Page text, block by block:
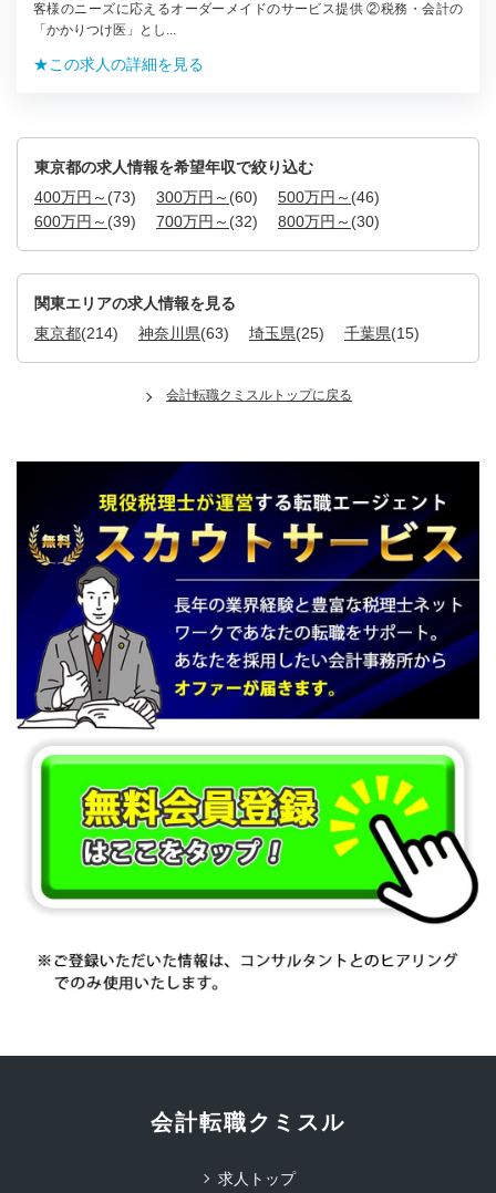
客様のニーズに応えるオーダーメイドのサービス提供 ②税務・会計の
「かかりつけ医」とし...
★この求人の詳細を見る
東京都の求人情報を希望年収で絞り込む
400万円～ (73) 300万円～ (60) 500万円～ (46)
600万円～ (39) 700万円～ (32) 800万円～ (30)
関東エリアの求人情報を見る
東京都(214) 神奈川県(63) 埼玉県(25) 千葉県(15)
会計転職クミスルトップに戻る
会計転職クミスル
求人トップ